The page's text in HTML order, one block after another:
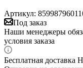
Артикул:
Под заказ
Наши менеджеры
условия заказа
Бесплатная доставка